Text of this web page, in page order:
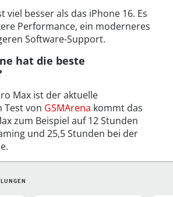
viel besser als das iPhone 16. Es
Performance, ein moderneres
Software-Support.
hat die beste
Max ist der aktuelle
Test von GSMArena kommt das
zum Beispiel auf 12 Stunden
und 25,5 Stunden bei der